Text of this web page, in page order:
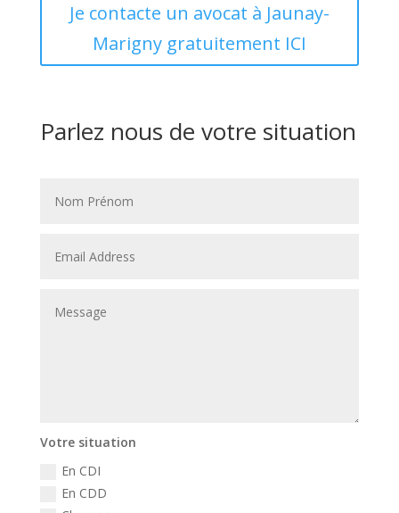
Je contacte un avocat à Jaunay-
Marigny gratuitement ICI
Parlez nous de votre situation
Votre situation
En CDI
En CDD